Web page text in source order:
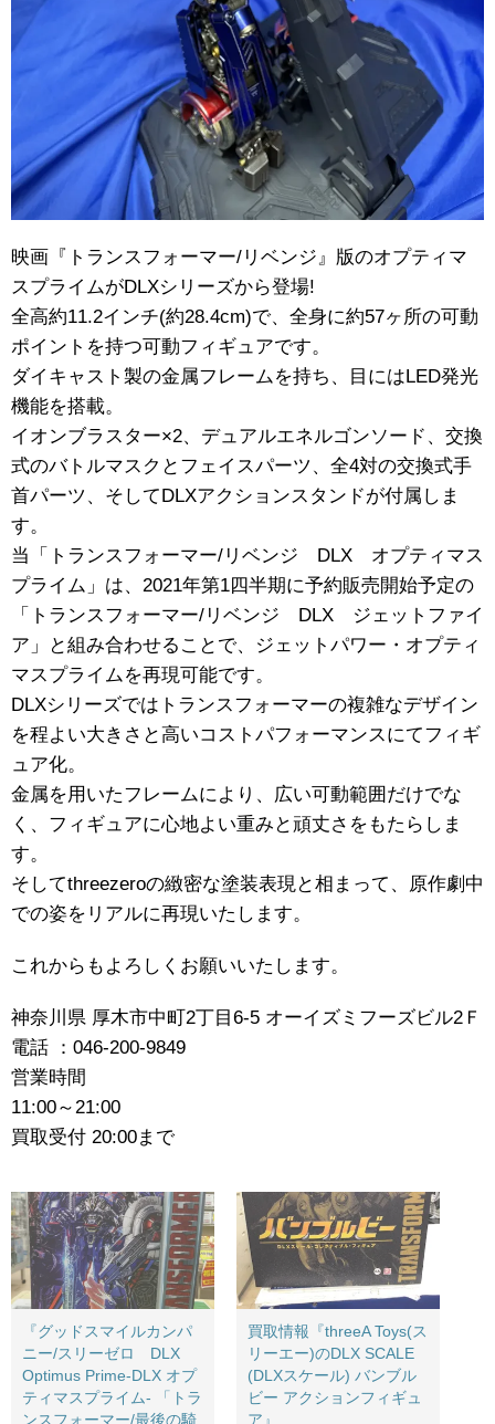
映画『トランスフォーマー/リベンジ』版のオプティマ
スプライムがDLXシリーズから登場!
全高約11.2インチ(約28.4cm)で、全身に約57ヶ所の可動
ポイントを持つ可動フィギュアです。
ダイキャスト製の金属フレームを持ち、目にはLED発光
機能を搭載。
イオンブラスター×2、デュアルエネルゴンソード、交換
式のバトルマスクとフェイスパーツ、全4対の交換式手
首パーツ、そしてDLXアクションスタンドが付属しま
す。
当「トランスフォーマー/リベンジ DLX オプティマス
プライム」は、2021年第1四半期に予約販売開始予定の
「トランスフォーマー/リベンジ DLX ジェットファイ
ア」と組み合わせることで、ジェットパワー・オプティ
マスプライムを再現可能です。
DLXシリーズではトランスフォーマーの複雑なデザイン
を程よい大きさと高いコストパフォーマンスにてフィギ
ュア化。
金属を用いたフレームにより、広い可動範囲だけでな
く、フィギュアに心地よい重みと頑丈さをもたらしま
す。
そしてthreezeroの緻密な塗装表現と相まって、原作劇中
での姿をリアルに再現いたします。
これからもよろしくお願いいたします。
神奈川県 厚木市中町2丁目6-5 オーイズミフーズビル2Ｆ
電話 ：046-200-9849
営業時間
11:00～21:00
買取受付 20:00まで
『グッドスマイルカンパ
ニー/スリーゼロ DLX ​
Optimus ​Prime-DLX ​オプ
ティマスプライム- ​「トラ
ンスフォーマー/最後の騎
買取情報『threeA ​Toys(ス
リーエー)のDLX ​SCALE ​
(DLXスケール) ​バンブル
ビー ​アクションフィギュ
ア』